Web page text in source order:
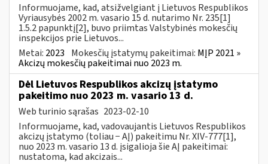
Informuojame, kad, atsižvelgiant į Lietuvos Respublikos
Vyriausybės 2002 m. vasario 15 d. nutarimo Nr. 235[1]
1.5.2 papunktį[2], buvo priimtas Valstybinės mokesčių
inspekcijos prie Lietuvos...
Metai: 2023 Mokesčių įstatymų pakeitimai: MĮP 2021 »
Akcizų mokesčių pakeitimai nuo 2023 m.
Dėl Lietuvos Respublikos akcizų įstatymo
pakeitimo nuo 2023 m. vasario 13 d.
Web turinio sąrašas 2023-02-10
Informuojame, kad, vadovaujantis Lietuvos Respublikos
akcizų įstatymo (toliau − AĮ) pakeitimu Nr. XIV-777[1],
nuo 2023 m. vasario 13 d. įsigalioja šie AĮ pakeitimai:
nustatoma, kad akcizais...